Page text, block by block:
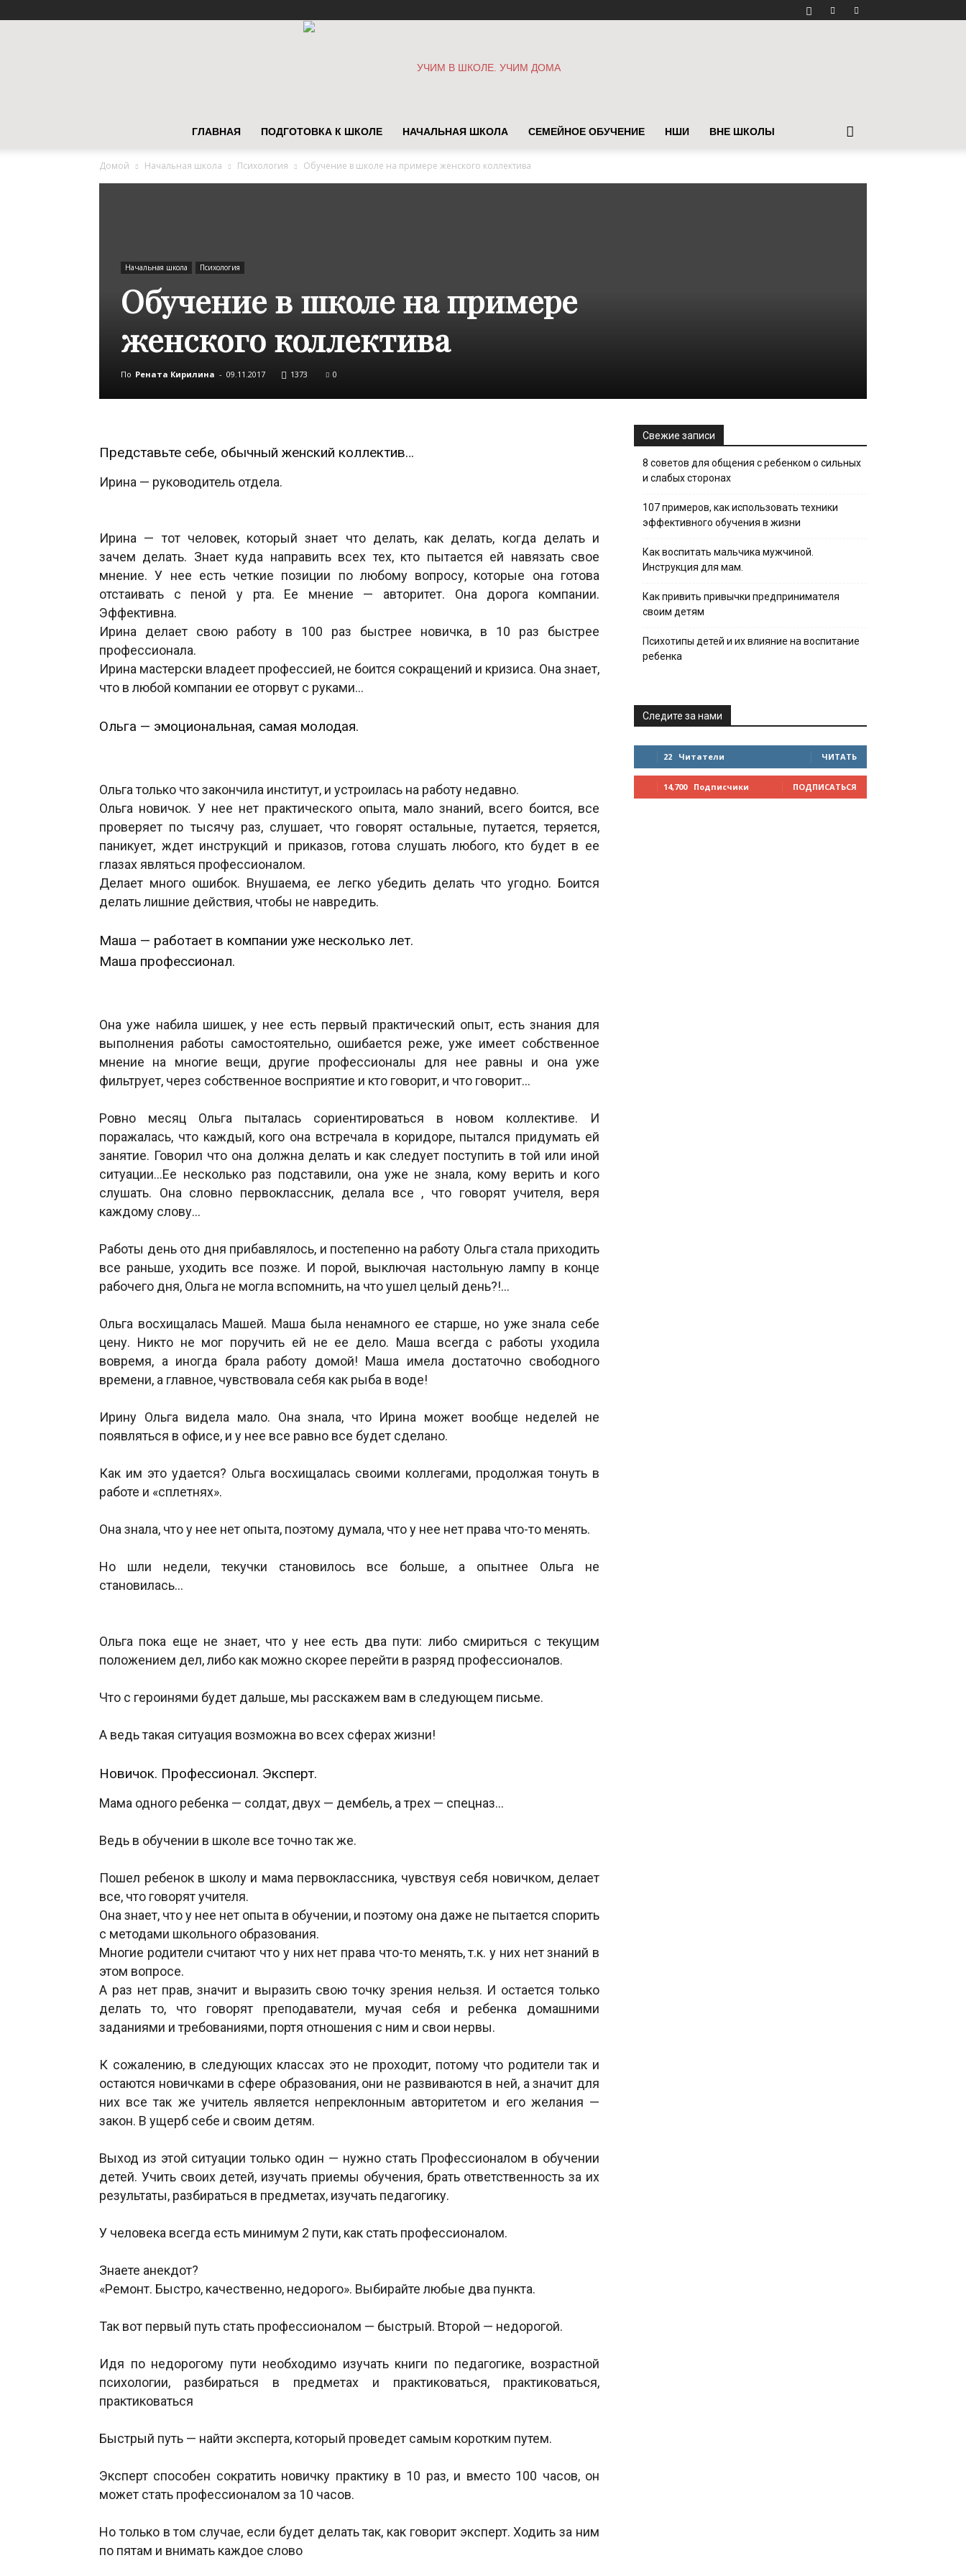
дома
ГЛАВНАЯ ПОДГОТОВКА К ШКОЛЕ НАЧАЛЬНАЯ ШКОЛА СЕМЕЙНОЕ ОБУЧЕНИЕ НШИ ВНЕ ШКОЛЫ
Домой Начальная школа Психология Обучение в школе на примере женского коллектива
Начальная школа Психология
Обучение в школе на примере
женского коллектива
По Рената Кирилина - 09.11.2017 1373 0
Представьте себе, обычный женский коллектив…
Ирина — руководитель отдела.
Ирина — тот человек, который знает что делать, как делать, когда делать и
зачем делать. Знает куда направить всех тех, кто пытается ей навязать свое
мнение. У нее есть четкие позиции по любому вопросу, которые она готова
отстаивать с пеной у рта. Ее мнение — авторитет. Она дорога компании.
Эффективна.
Ирина делает свою работу в 100 раз быстрее новичка, в 10 раз быстрее
профессионала.
Ирина мастерски владеет профессией, не боится сокращений и кризиса. Она знает,
что в любой компании ее оторвут с руками…
Ольга — эмоциональная, самая молодая.
Ольга только что закончила институт, и устроилась на работу недавно.
Ольга новичок. У нее нет практического опыта, мало знаний, всего боится, все
проверяет по тысячу раз, слушает, что говорят остальные, путается, теряется,
паникует, ждет инструкций и приказов, готова слушать любого, кто будет в ее
глазах являться профессионалом.
Делает много ошибок. Внушаема, ее легко убедить делать что угодно. Боится
делать лишние действия, чтобы не навредить.
Маша — работает в компании уже несколько лет.
Маша профессионал.
Она уже набила шишек, у нее есть первый практический опыт, есть знания для
выполнения работы самостоятельно, ошибается реже, уже имеет собственное
мнение на многие вещи, другие профессионалы для нее равны и она уже
фильтрует, через собственное восприятие и кто говорит, и что говорит…
Ровно месяц Ольга пыталась сориентироваться в новом коллективе. И
поражалась, что каждый, кого она встречала в коридоре, пытался придумать ей
занятие. Говорил что она должна делать и как следует поступить в той или иной
ситуации…Ее несколько раз подставили, она уже не знала, кому верить и кого
слушать. Она словно первоклассник, делала все , что говорят учителя, веря
каждому слову…
Работы день ото дня прибавлялось, и постепенно на работу Ольга стала приходить
все раньше, уходить все позже. И порой, выключая настольную лампу в конце
рабочего дня, Ольга не могла вспомнить, на что ушел целый день?!…
Ольга восхищалась Машей. Маша была ненамного ее старше, но уже знала себе
цену. Никто не мог поручить ей не ее дело. Маша всегда с работы уходила
вовремя, а иногда брала работу домой! Маша имела достаточно свободного
времени, а главное, чувствовала себя как рыба в воде!
Ирину Ольга видела мало. Она знала, что Ирина может вообще неделей не
появляться в офисе, и у нее все равно все будет сделано.
Как им это удается? Ольга восхищалась своими коллегами, продолжая тонуть в
работе и «сплетнях».
Она знала, что у нее нет опыта, поэтому думала, что у нее нет права что-то менять.
Но шли недели, текучки становилось все больше, а опытнее Ольга не
становилась…
Ольга пока еще не знает, что у нее есть два пути: либо смириться с текущим
положением дел, либо как можно скорее перейти в разряд профессионалов.
Что с героинями будет дальше, мы расскажем вам в следующем письме.
А ведь такая ситуация возможна во всех сферах жизни!
Новичок. Профессионал. Эксперт.
Мама одного ребенка — солдат, двух — дембель, а трех — спецназ…
Ведь в обучении в школе все точно так же.
Пошел ребенок в школу и мама первоклассника, чувствуя себя новичком, делает
все, что говорят учителя.
Она знает, что у нее нет опыта в обучении, и поэтому она даже не пытается спорить
с методами школьного образования.
Многие родители считают что у них нет права что-то менять, т.к. у них нет знаний в
этом вопросе.
А раз нет прав, значит и выразить свою точку зрения нельзя. И остается только
делать то, что говорят преподаватели, мучая себя и ребенка домашними
заданиями и требованиями, портя отношения с ним и свои нервы.
К сожалению, в следующих классах это не проходит, потому что родители так и
остаются новичками в сфере образования, они не развиваются в ней, а значит для
них все так же учитель является непреклонным авторитетом и его желания —
закон. В ущерб себе и своим детям.
Выход из этой ситуации только один — нужно стать Профессионалом в обучении
детей. Учить своих детей, изучать приемы обучения, брать ответственность за их
результаты, разбираться в предметах, изучать педагогику.
У человека всегда есть минимум 2 пути, как стать профессионалом.
Знаете анекдот?
«Ремонт. Быстро, качественно, недорого». Выбирайте любые два пункта.
Так вот первый путь стать профессионалом — быстрый. Второй — недорогой.
Идя по недорогому пути необходимо изучать книги по педагогике, возрастной
психологии, разбираться в предметах и практиковаться, практиковаться,
практиковаться
Быстрый путь — найти эксперта, который проведет самым коротким путем.
Эксперт способен сократить новичку практику в 10 раз, и вместо 100 часов, он
может стать профессионалом за 10 часов.
Но только в том случае, если будет делать так, как говорит эксперт. Ходить за ним
по пятам и внимать каждое слово
Свежие записи
8 советов для общения с ребенком о сильных
и слабых сторонах
107 примеров, как использовать техники
эффективного обучения в жизни
Как воспитать мальчика мужчиной.
Инструкция для мам.
Как привить привычки предпринимателя
своим детям
Психотипы детей и их влияние на воспитание
ребенка
Следите за нами
22 Читатели ЧИТАТЬ
14,700 Подписчики ПОДПИСАТЬСЯ